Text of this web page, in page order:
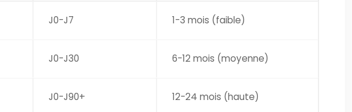
J0-J7 1-3 mois (faible)
J0-J30 6-12 mois (moyenne)
J0-J90+ 12-24 mois (haute)